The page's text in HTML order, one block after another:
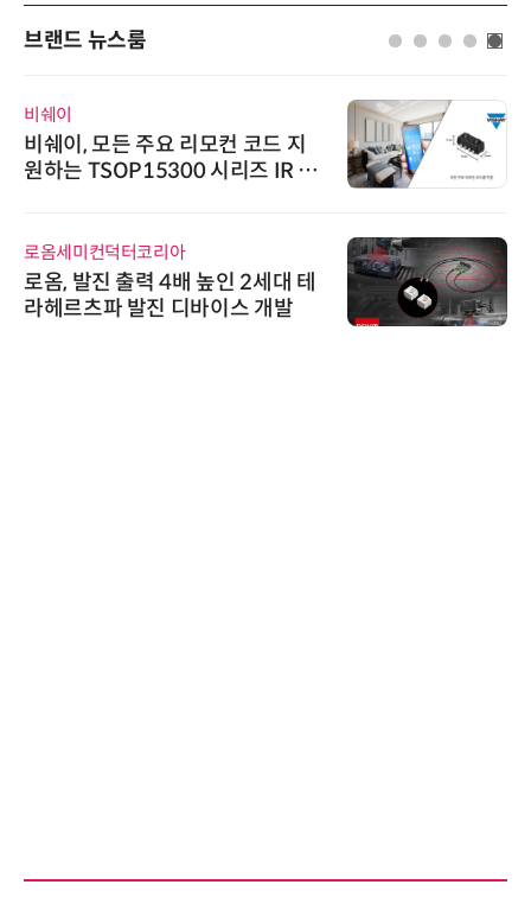
브랜드 뉴스룸
비쉐이
비쉐이, 모든 주요 리모컨 코드 지
원하는 TSOP15300 시리즈 IR 수
로옴세미컨덕터코리아
로옴, 발진 출력 4배 높인 2세대 테
라헤르츠파 발진 디바이스 개발